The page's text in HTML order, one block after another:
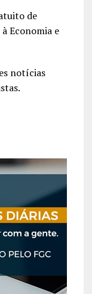
de
Economia e
notícias